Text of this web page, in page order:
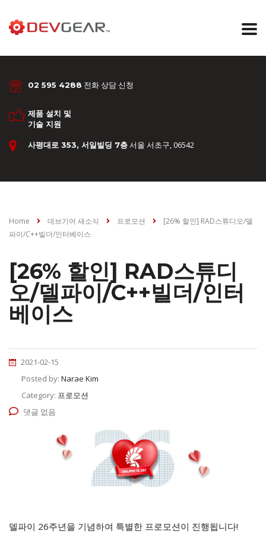
02 595 4288 전화 상담 신청
제품 설치 및
기술 지원
사평대로 353, 서일빌딩 7층서울 서초구, 06542
Home 데브기어 새소식 프로모션
[26% 할인] RAD스튜디오/델
파이/C++빌더/인터베이스
[26% 할인] RAD스튜디
오/델파이/C++빌더/인터
베이스
2021-02-15
Posted by: Narae Kim
Category: 프로모션
댓글 없음
델파이 26주년을 기념하여 특별한 프로모션이 진행됩니다!